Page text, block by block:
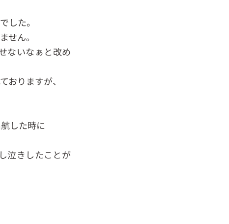
した。
せん。
ないなぁと改め
おりますが、
した時に
泣きしたことが